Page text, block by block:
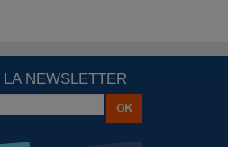
NEWSLETTER